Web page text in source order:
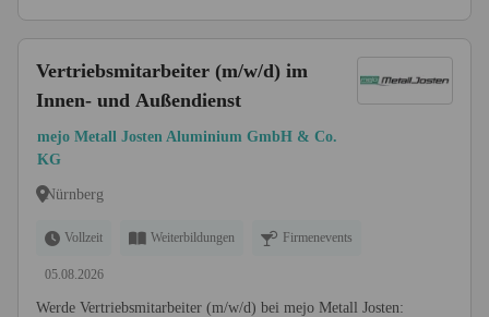
Vertriebsmitarbeiter (m/w/d) im
Innen- und Außendienst
mejo Metall Josten Aluminium GmbH & Co.
KG
Nürnberg
Vollzeit Weiterbildungen Firmenevents
05.08.2026
Werde Vertriebsmitarbeiter (m/w/d) bei mejo Metall Josten: